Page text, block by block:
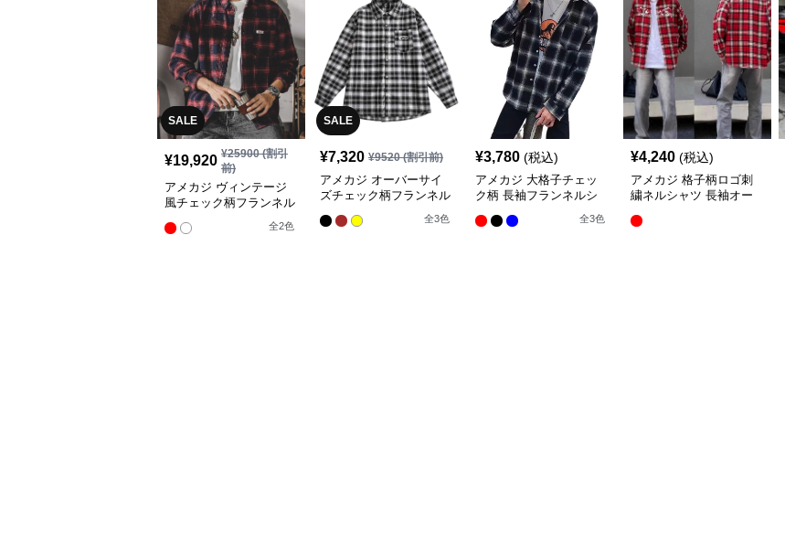
SALE
¥19,920 ¥25900(割引
前)
アメカジ ヴィンテージ
風チェック柄フランネル
全2色
SALE
¥7,320 ¥9520(割引前)
アメカジ オーバーサイ
ズチェック柄フランネル
全3色
¥3,780 (税込)
アメカジ 大格子チェッ
ク柄 長袖フランネルシ
全3色
¥4,240 (税込)
アメカジ 格子柄ロゴ刺
繍ネルシャツ 長袖オー